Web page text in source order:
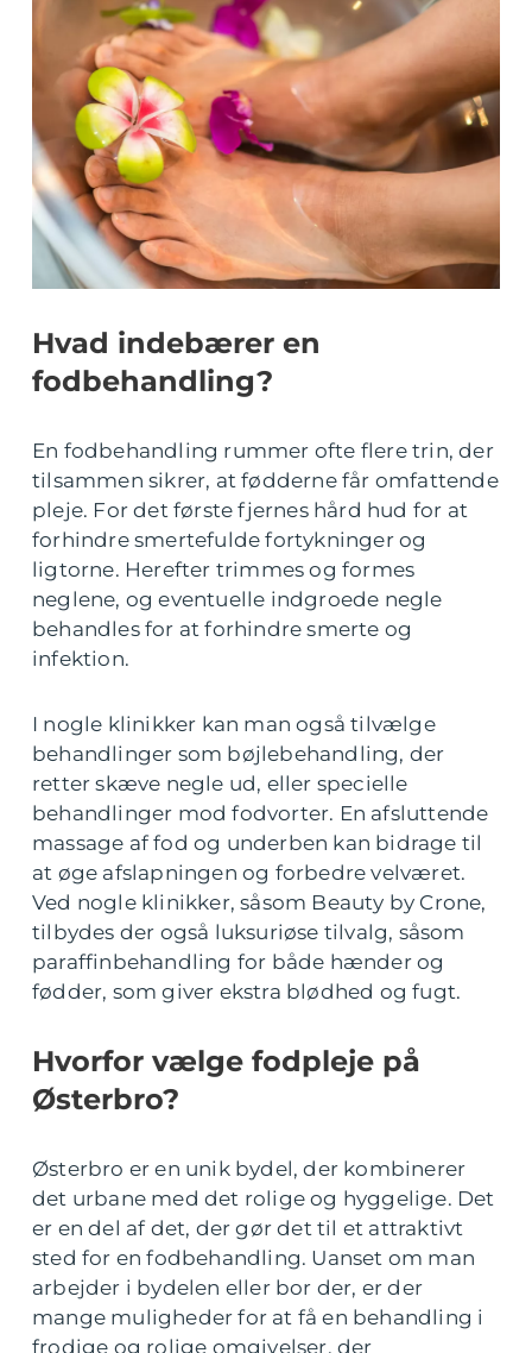
Hvad indebærer en
fodbehandling?
En fodbehandling rummer ofte flere trin, der
tilsammen sikrer, at fødderne får omfattende
pleje. For det første fjernes hård hud for at
forhindre smertefulde fortykninger og
ligtorne. Herefter trimmes og formes
neglene, og eventuelle indgroede negle
behandles for at forhindre smerte og
infektion.
I nogle klinikker kan man også tilvælge
behandlinger som bøjlebehandling, der
retter skæve negle ud, eller specielle
behandlinger mod fodvorter. En afsluttende
massage af fod og underben kan bidrage til
at øge afslapningen og forbedre velværet.
Ved nogle klinikker, såsom Beauty by Crone,
tilbydes der også luksuriøse tilvalg, såsom
paraffinbehandling for både hænder og
fødder, som giver ekstra blødhed og fugt.
Hvorfor vælge fodpleje på
Østerbro?
Østerbro er en unik bydel, der kombinerer
det urbane med det rolige og hyggelige. Det
er en del af det, der gør det til et attraktivt
sted for en fodbehandling. Uanset om man
arbejder i bydelen eller bor der, er der
mange muligheder for at få en behandling i
frodige og rolige omgivelser, der